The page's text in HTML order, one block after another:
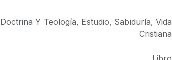
Doctrina Y Teología, Estudio, Sabiduría, Vida
Cristiana